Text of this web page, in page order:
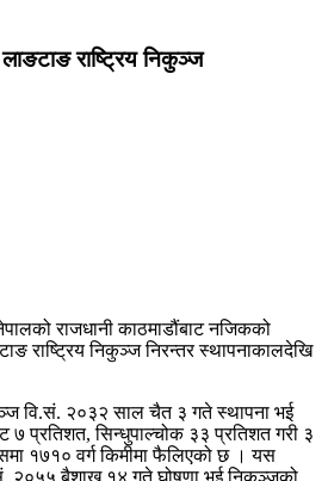
राष्ट्रिय निकुञ्ज
राजधानी काठमाडौंबाट नजिकको
राष्ट्रिय निकुञ्ज निरन्तर स्थापनाकालदेखि
वि.सं. २०३२ साल चैत ३ गते स्थापना भई
७ प्रतिशत, सिन्धुपाल्चोक ३३ प्रतिशत गरी ३
१७१० वर्ग किमीमा फैलिएको छ । यस